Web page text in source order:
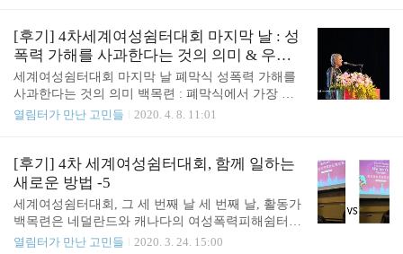
자(청소년활동가, 인권활동가)가 모여 청소년주거권
을 모색하는 연대체입니다. 열림터도 2019년..
리고 누군가는 집을 나온다는 불편한 사실을 가립니
다. 지금 우리 사회는 집을 나온 청소년에게 원가정
복귀, 혹은 시설 거주라는 협소한 선택지만을 제공합
니다. 하지만 청소년에게 필요한 것은 집다운 집에서
안전하게 살 권리입니다. 열림터는 집다운 집을 찾아
가는 모든 청소년들과 연대하기 위해, 청소년주거권
네트워크에서 만든 유튜브 채널, 좋아요 구독 알람설
정 해보세요~ https://www.youtube...
[후기] 4차세계여성쉼터대회 마지막 날 : 성
폭력 가해를 사과한다는 것의 의미 & 우리
가 당신의 안녕을 기원하고 있어요. - 6
세계여성쉼터대회 마지막 날 폐막식 성폭력 가해를
사과한다는 것의 의미 백목련 : 폐막식에서 가장 인
상 깊었던 장면은 책 로 유명한 작가 이브 앤슬러를
금을 이브가 모아왔다는 이야기는 들었는데 그냥
'뭐, 유명한 사람이라 그런가?' 하고 넘어갔다. 난 정
말 이브에 대해서 몰랐다. 사회자가 이브가 성폭력
피해생존자를 지원하는 여러 일을 했다고 소개하면
서 무엇이 당신을 이런 사람으로 만들었는지를 물었
다. 이브는 멋쩍게 혹은 자조하며 “아버지”라고 대답
열림터가 만난 고민들 2020. 4. 8. 11:01
[후기] 4차 세계여성쉼터대회, 함께 일하는
새로운 방법 -5
세계여성쉼터대회, 그 세 번째 날 세 번째 날, 활동가
백목련은 네덜란드와 캐나다의 여성폭력피해쉼터들
이 어떤 방식으로 협업하는지에 관한 세션에 참석했
열림터가 만난 고민들 2020. 3. 24. 15:00